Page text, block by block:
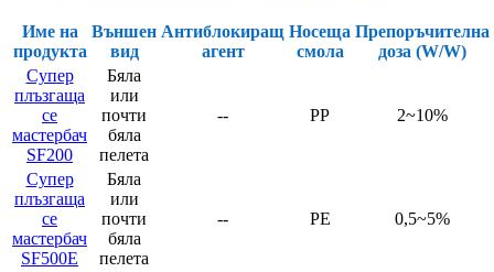
Име на
продукта
Външен
вид
Антиблокиращ
агент
Носеща
смола
Препоръчителна
доза (W/W)
Супер
плъзгаща
се
мастербач
SF200
Бяла
или
почти
бяла
пелета
-- PP 2~10%
Супер
плъзгаща
се
мастербач
SF500E
Бяла
или
почти
бяла
пелета
-- PE 0,5~5%